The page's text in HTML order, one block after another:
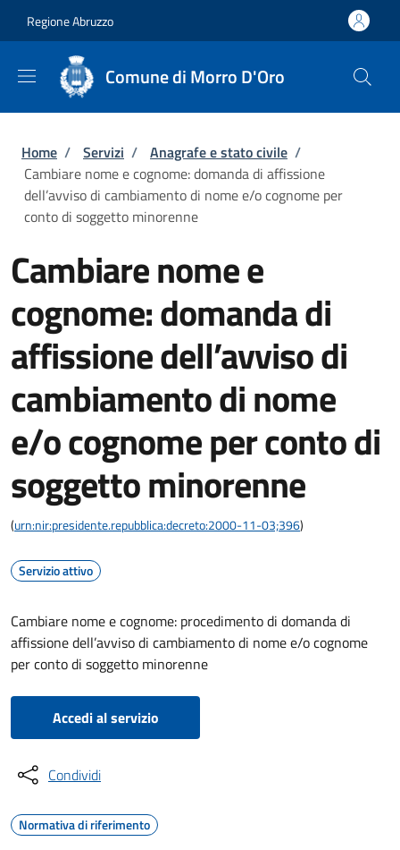
Regione Abruzzo
Comune di Morro D'Oro
Briciole di pane
Home / Servizi / Anagrafe e stato civile /
Cambiare nome e cognome: domanda di affissione
dell’avviso di cambiamento di nome e/o cognome per
conto di soggetto minorenne
Cambiare nome e
cognome: domanda di
affissione dell’avviso di
cambiamento di nome
e/o cognome per conto di
soggetto minorenne
(urn:nir:presidente.repubblica:decreto:2000-11-03;396)
Servizio attivo
Cambiare nome e cognome: procedimento di domanda di
affissione dell’avviso di cambiamento di nome e/o cognome
per conto di soggetto minorenne
Accedi al servizio
Condividi
Normativa di riferimento